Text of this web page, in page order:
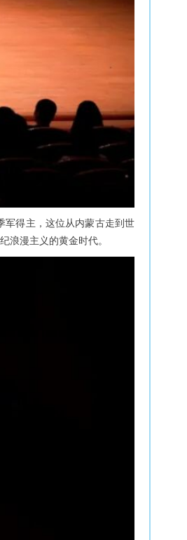
军得主，这位从内蒙古走到世
浪漫主义的黄金时代。